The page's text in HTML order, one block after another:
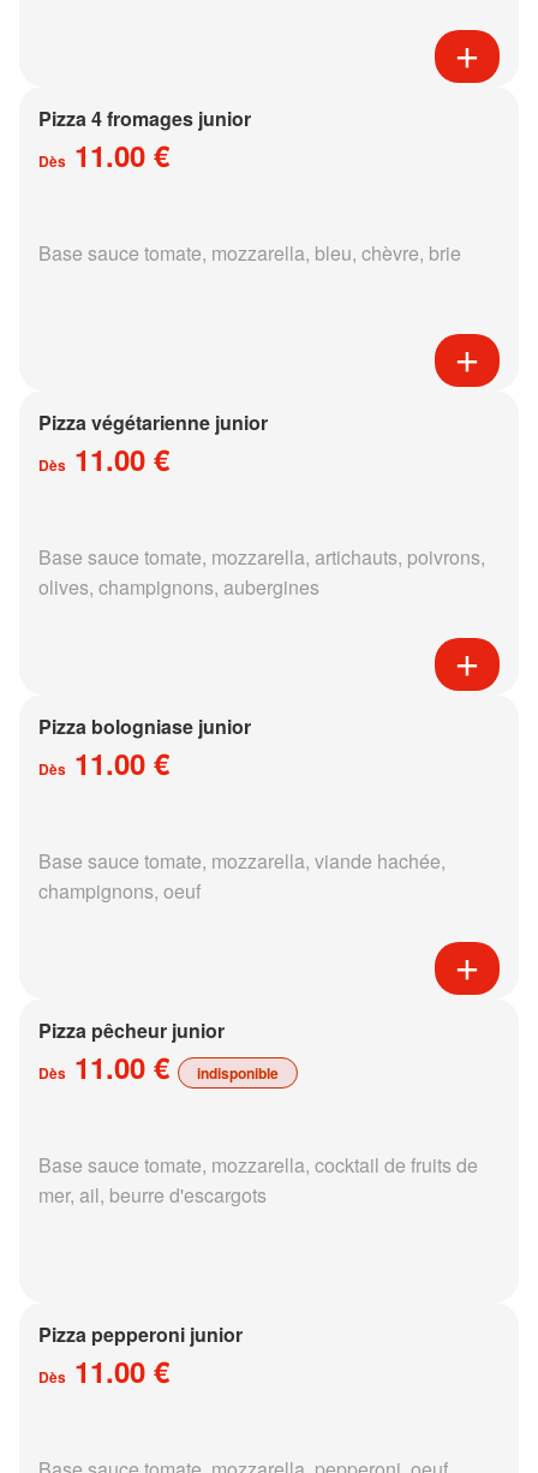
Pizza 4 fromages junior
Dès 11.00 €
Base sauce tomate, mozzarella, bleu, chèvre, brie
Pizza végétarienne junior
Dès 11.00 €
Base sauce tomate, mozzarella, artichauts, poivrons,
olives, champignons, aubergines
Pizza bologniase junior
Dès 11.00 €
Base sauce tomate, mozzarella, viande hachée,
champignons, oeuf
Pizza pêcheur junior
Dès 11.00 € indisponible
Base sauce tomate, mozzarella, cocktail de fruits de
mer, ail, beurre d'escargots
Pizza pepperoni junior
Dès 11.00 €